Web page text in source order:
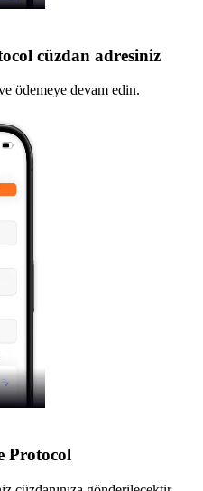
cüzdan adresiniz
ödemeye devam edin.
Protocol